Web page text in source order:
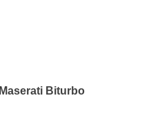
Maserati Biturbo